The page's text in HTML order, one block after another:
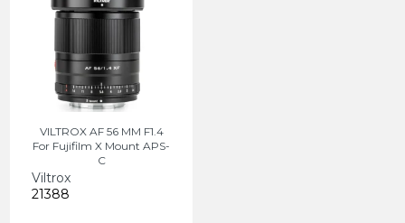
VILTROX AF 56 MM F1.4
For Fujifilm X Mount APS-
C
Viltrox
21388